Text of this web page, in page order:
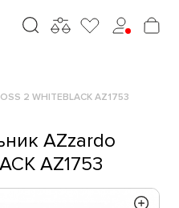
2 WHITEBLACK AZ1753
AZzardo
AZ1753